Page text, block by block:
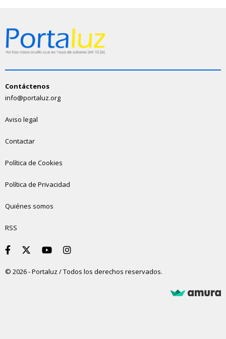
Contáctenos
info@portaluz.org
Aviso legal
Contactar
Política de Cookies
Política de Privacidad
Quiénes somos
RSS
© 2026 - Portaluz / Todos los derechos reservados.